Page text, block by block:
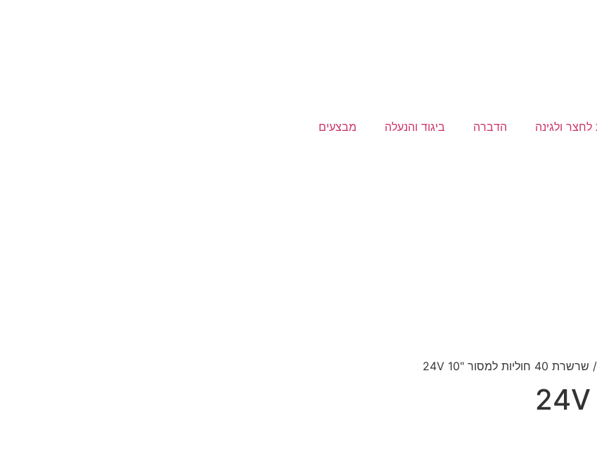
לחצר ולגינה הדברה ביגוד והנעלה מבצעים
/ שרשרת 40 חוליות למסור "10 24V